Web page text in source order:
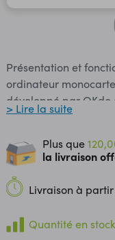
Présentation et fonctionnalités : Le
ordinateur
développé par OKdo et Radxa. Cette
tâches d’un PC
la programmation, etc. Comme une carte Raspberry
connectique permet
composants,
est fourni sans
écran et souris dans
favoriser l'utilisation
> Lire la suite
Plus que
la livraison
Livraison à
Quantité en